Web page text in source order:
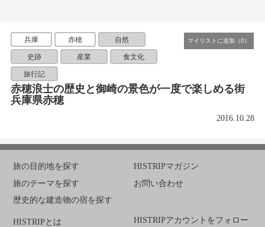
兵庫 赤穂 自然
史跡 産業 食文化
旅行記
赤穂浪士の歴史と御崎の景色が一度で楽しめる街
兵庫県赤穂
2016.10.28
旅の目的地を探す
旅のテーマを探す
歴史的な建造物の宿を探す
HISTRIPマガジン
お問い合わせ
HISTRIPとは HISTRIPアカウントをフォロー